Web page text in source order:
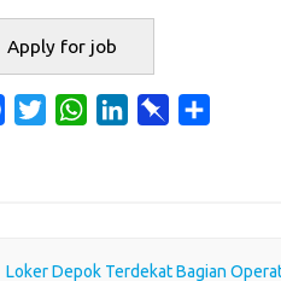
o
e
W
A
d
a
navigation
Loker Depok Terdekat Bagian